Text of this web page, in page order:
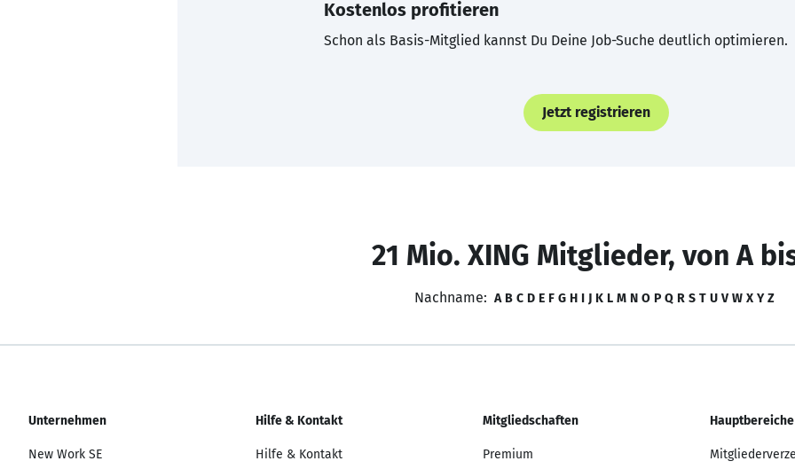
Kostenlos profitieren
Schon als Basis-Mitglied kannst Du Deine Job-Suche deutlich optimieren.
Jetzt registrieren
21 Mio. XING Mitglieder, von A
Nachname: A B C D E F G H I J K L M N O P Q R S T U V W X Y Z
Unternehmen
New Work SE
Hilfe & Kontakt
Hilfe & Kontakt
Mitgliedschaften
Premium
Hauptbereiche